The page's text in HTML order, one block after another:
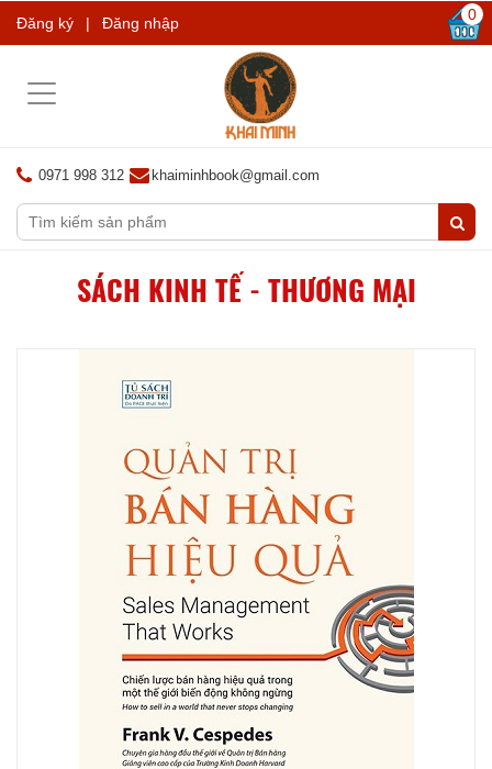
Đăng ký | Đăng nhập 0
Toggle
0971 998 312 khaiminhbook@gmail.com
SÁCH KINH TẾ - THƯƠNG MẠI